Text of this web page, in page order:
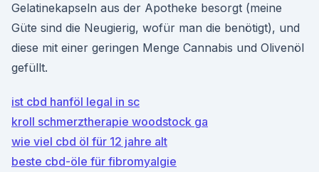
Gelatinekapseln aus der Apotheke besorgt (meine
Güte sind die Neugierig, wofür man die benötigt), und
diese mit einer geringen Menge Cannabis und Olivenöl
gefüllt.
ist cbd hanföl legal in sc
kroll schmerztherapie woodstock ga
wie viel cbd öl für 12 jahre alt
beste cbd-öle für fibromyalgie